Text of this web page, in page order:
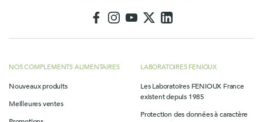
NOS COMPLEMENTS ALIMENTAIRES
Nouveaux produits
Meilleures ventes
LABORATOIRES FENIOUX
Les Laboratoires FENIOUX France
existent depuis 1985
Protection des données à caractère